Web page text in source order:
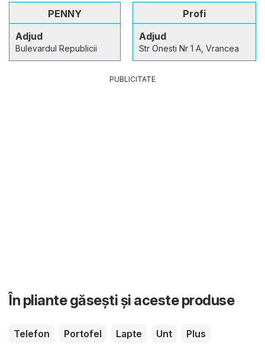
PENNY
Adjud
Bulevardul Republicii
Profi
Adjud
Str Onesti Nr 1 A, Vrancea
PUBLICITATE
În pliante găsești și aceste produse
Telefon Portofel Lapte Unt Plus